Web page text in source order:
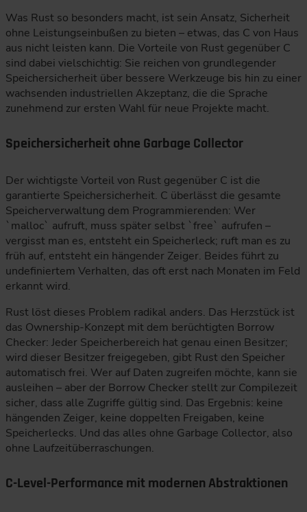
Was Rust so besonders macht, ist sein Ansatz, Sicherheit
ohne Leistungseinbußen zu bieten – etwas, das C von Haus
aus nicht leisten kann. Die Vorteile von Rust gegenüber C
sind dabei vielschichtig: Sie reichen von grundlegender
Speichersicherheit über bessere Werkzeuge bis hin zu einer
wachsenden industriellen Akzeptanz, die die Sprache
zunehmend zur ersten Wahl für neue Projekte macht.
Speichersicherheit ohne Garbage Collector
Der wichtigste Vorteil von Rust gegenüber C ist die
garantierte Speichersicherheit. C überlässt die gesamte
Speicherverwaltung dem Programmierenden: Wer
`malloc` aufruft, muss später selbst `free` aufrufen –
vergisst man es, entsteht ein Speicherleck; ruft man es zu
früh auf, entsteht ein hängender Zeiger. Beides führt zu
undefiniertem Verhalten, das oft erst nach Monaten im Feld
erkannt wird.
Rust löst dieses Problem radikal anders. Das Herzstück ist
das Ownership-Konzept mit dem berüchtigten Borrow
Checker: Jeder Speicherbereich hat genau einen Besitzer;
wird dieser Besitzer freigegeben, gibt Rust den Speicher
automatisch frei. Wer auf Daten zugreifen möchte, kann sie
ausleihen – aber der Borrow Checker stellt zur Compilezeit
sicher, dass alle Zugriffe gültig sind. Das Ergebnis: keine
hängenden Zeiger, keine doppelten Freigaben, keine
Speicherlecks. Und das alles ohne Garbage Collector, also
ohne Laufzeitüberraschungen.
C-Level-Performance mit modernen Abstraktionen